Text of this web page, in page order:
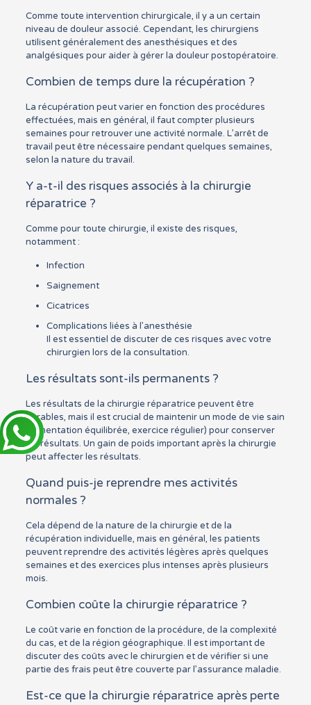
Comme toute intervention chirurgicale, il y a un certain
niveau de douleur associé. Cependant, les chirurgiens
utilisent généralement des anesthésiques et des
analgésiques pour aider à gérer la douleur postopératoire.
Combien de temps dure la récupération ?
La récupération peut varier en fonction des procédures
effectuées, mais en général, il faut compter plusieurs
semaines pour retrouver une activité normale. L’arrêt de
travail peut être nécessaire pendant quelques semaines,
selon la nature du travail.
Y a-t-il des risques associés à la chirurgie
réparatrice ?
Comme pour toute chirurgie, il existe des risques,
notamment :
Infection
Saignement
Cicatrices
Complications liées à l’anesthésie
Il est essentiel de discuter de ces risques avec votre
chirurgien lors de la consultation.
Les résultats sont-ils permanents ?
Les résultats de la chirurgie réparatrice peuvent être
durables, mais il est crucial de maintenir un mode de vie sain
(alimentation équilibrée, exercice régulier) pour conserver
les résultats. Un gain de poids important après la chirurgie
peut affecter les résultats.
Quand puis-je reprendre mes activités
normales ?
Cela dépend de la nature de la chirurgie et de la
récupération individuelle, mais en général, les patients
peuvent reprendre des activités légères après quelques
semaines et des exercices plus intenses après plusieurs
mois.
Combien coûte la chirurgie réparatrice ?
Le coût varie en fonction de la procédure, de la complexité
du cas, et de la région géographique. Il est important de
discuter des coûts avec le chirurgien et de vérifier si une
partie des frais peut être couverte par l’assurance maladie.
Est-ce que la chirurgie réparatrice après perte